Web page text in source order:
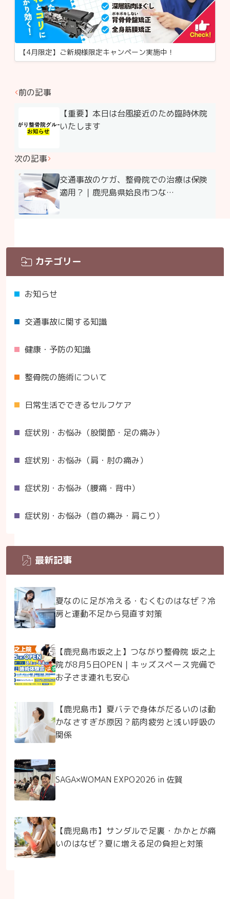
【4月限定】ご新規様限定キャンペーン実施中！
前の記事
【重要】本日は台風接近のため臨時休院
いたします
次の記事
交通事故のケガ、整骨院での治療は保険
適用？｜鹿児島県姶良市つな…
カテゴリー
お知らせ
交通事故に関する知識
健康・予防の知識
整骨院の施術について
日常生活でできるセルフケア
症状別・お悩み（股関節・足の痛み）
症状別・お悩み（肩・肘の痛み）
症状別・お悩み（腰痛・背中）
症状別・お悩み（首の痛み・肩こり）
最新記事
夏なのに足が冷える・むくむのはなぜ？冷
房と運動不足から見直す対策
【鹿児島市坂之上】つながり整骨院 坂之上
院が8月5日OPEN｜キッズスペース完備で
お子さま連れも安心
【鹿児島市】夏バテで身体がだるいのは動
かなさすぎが原因？筋肉疲労と浅い呼吸の
関係
SAGA×WOMAN EXPO2026 in 佐賀
【鹿児島市】サンダルで足裏・かかとが痛
いのはなぜ？夏に増える足の負担と対策